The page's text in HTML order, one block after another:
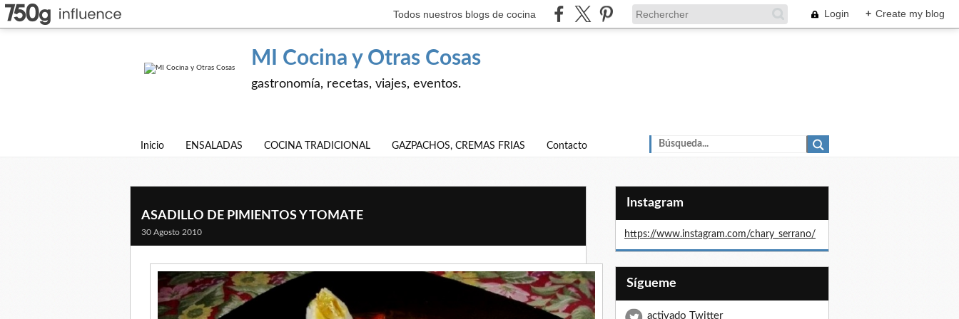
Todos nuestros blogs de cocina Login + Create my blog
MI Cocina y Otras Cosas
gastronomía, recetas, viajes, eventos.
Inicio ENSALADAS COCINA TRADICIONAL GAZPACHOS, CREMAS FRIAS Contacto
ASADILLO DE PIMIENTOS Y TOMATE
30 Agosto 2010
Instagram
https://www.instagram.com/chary_serrano/
Sígueme
activado Twitter